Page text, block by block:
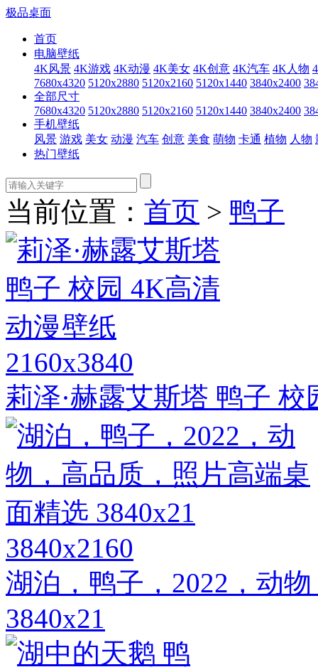
极品桌面
首页
电脑壁纸
4K风景 4K游戏 4K动漫 4K美女 4K创意 4K汽车 4K人物
7680x4320 5120x2880 5120x2160 5120x1440 3840x2400
全部尺寸
7680x4320 5120x2880 5120x2160 5120x1440 3840x2400
手机壁纸
风景 游戏 美女 动漫 汽车 创意 美食 萌物 卡通 植物 人物
热门壁纸
当前位置： 首页 > 鸭子
2160x3840
莉泽·赫露艾斯塔 鸭子
3840x2160
湖泊，鸭子，2022，动
3840x21